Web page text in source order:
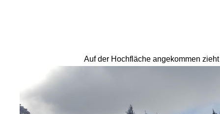
Auf der Hochfläche angekommen